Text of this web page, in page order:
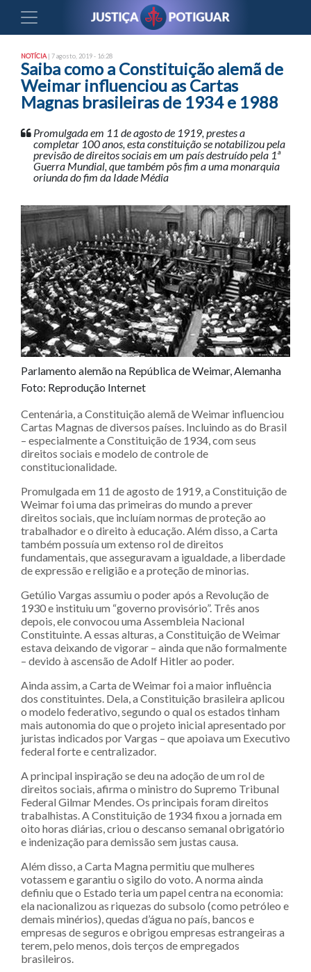
NOTÍCIA | 7 agosto, 2019 - 16:28
Saiba como a Constituição alemã de
Weimar influenciou as Cartas
Magnas brasileiras de 1934 e 1988
Promulgada em 11 de agosto de 1919, prestes a
completar 100 anos, esta constituição se notabilizou pela
previsão de direitos sociais em um país destruído pela 1ª
Guerra Mundial, que também pôs fim a uma monarquia
oriunda do fim da Idade Média
Parlamento alemão na República de Weimar, Alemanha
Foto: Reprodução Internet
Centenária, a Constituição alemã de Weimar influenciou
Cartas Magnas de diversos países. Incluindo as do Brasil
– especialmente a Constituição de 1934, com seus
direitos sociais e modelo de controle de
constitucionalidade.
Promulgada em 11 de agosto de 1919, a Constituição de
Weimar foi uma das primeiras do mundo a prever
direitos sociais, que incluíam normas de proteção ao
trabalhador e o direito à educação. Além disso, a Carta
também possuía um extenso rol de direitos
fundamentais, que asseguravam a igualdade, a liberdade
de expressão e religião e a proteção de minorias.
Getúlio Vargas assumiu o poder após a Revolução de
1930 e instituiu um “governo provisório”. Três anos
depois, ele convocou uma Assembleia Nacional
Constituinte. A essas alturas, a Constituição de Weimar
estava deixando de vigorar – ainda que não formalmente
– devido à ascensão de Adolf Hitler ao poder.
Ainda assim, a Carta de Weimar foi a maior influência
dos constituintes. Dela, a Constituição brasileira aplicou
o modelo federativo, segundo o qual os estados tinham
mais autonomia do que o projeto inicial apresentado por
juristas indicados por Vargas – que apoiava um Executivo
federal forte e centralizador.
A principal inspiração se deu na adoção de um rol de
direitos sociais, afirma o ministro do Supremo Tribunal
Federal Gilmar Mendes. Os principais foram direitos
trabalhistas. A Constituição de 1934 fixou a jornada em
oito horas diárias, criou o descanso semanal obrigatório
e indenização para demissão sem justas causa.
Além disso, a Carta Magna permitiu que mulheres
votassem e garantiu o sigilo do voto. A norma ainda
definiu que o Estado teria um papel centra na economia:
ela nacionalizou as riquezas do subsolo (como petróleo e
demais minérios), quedas d’água no país, bancos e
empresas de seguros e obrigou empresas estrangeiras a
terem, pelo menos, dois terços de empregados
brasileiros.